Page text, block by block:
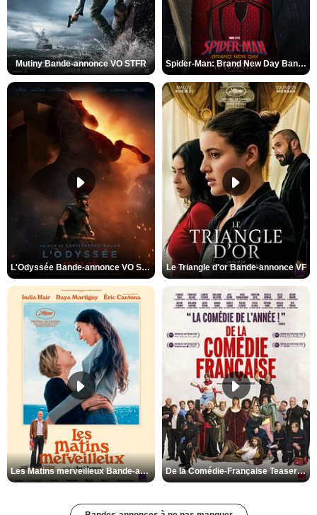
Mutiny Bande-annonce VO STFR Spider-Man: Brand New Day Bande-annonce VO STFR
L'Odyssée Bande-annonce VO STFR Le Triangle d'or Bande-annonce VF
Les Matins merveilleux Bande-annonce VF De la Comédie-Française Teaser VF